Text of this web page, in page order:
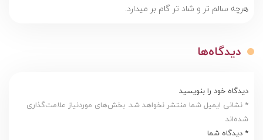
هرچه سالم تر و شاد تر گام بر میدارد.
دیدگاه‌ها
دیدگاه خود را بنویسید
* نشانی ایمیل شما منتشر نخواهد شد. بخش‌های موردنیاز علامت‌گذاری
شده‌اند
* دیدگاه شما